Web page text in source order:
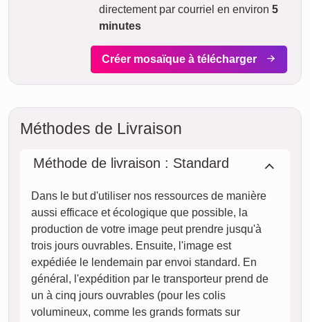
directement par courriel en environ 5
minutes
Créer mosaïque à télécharger
Méthodes de Livraison
Méthode de livraison : Standard
Dans le but d'utiliser nos ressources de manière
aussi efficace et écologique que possible, la
production de votre image peut prendre jusqu'à
trois jours ouvrables. Ensuite, l'image est
expédiée le lendemain par envoi standard. En
général, l'expédition par le transporteur prend de
un à cinq jours ouvrables (pour les colis
volumineux, comme les grands formats sur